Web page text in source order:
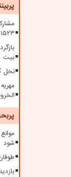
۱۵۲۳ زندانی جرایم مالی غیر عمد
بیت
نخل
شود
طوفان ۱۱۵ کیلومتری در